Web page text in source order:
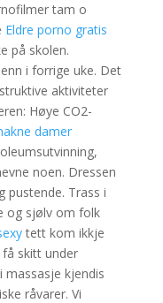
tam o
Eldre porno gratis
på skolen.
i forrige uke. Det
aktiviteter
Høye CO2-
damer
noen. Dressen
pustende. Trass i
og sjølv om folk
tett kom ikkje
få skitt under
massasje kjendis
råvarer. Vi